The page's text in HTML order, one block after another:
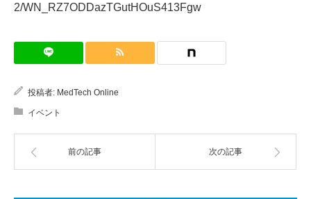
2/WN_RZ7ODDazTGutHOuS413Fgw
投稿者: MedTech Online
イベント
前の記事 次の記事